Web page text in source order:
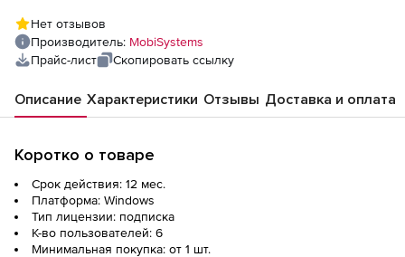
Нет отзывов
Производитель: MobiSystems
Прайс-лист
Скопировать ссылку
Описание Характеристики Отзывы Доставка и оплата
Коротко о товаре
Срок действия: 12 мес.
Платформа: Windows
Тип лицензии: подписка
К-во пользователей: 6
Минимальная покупка: от 1 шт.